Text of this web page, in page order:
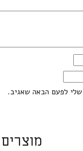
לפעם הבאה שאגיב.